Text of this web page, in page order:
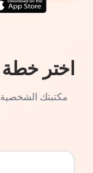
اختر خطة
مكتبتك الشخصية